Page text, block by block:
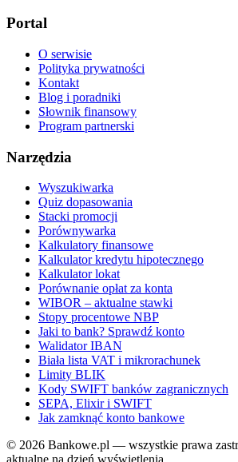
Portal
O serwisie
Polityka prywatności
Kontakt
Blog i poradniki
Słownik finansowy
Program partnerski
Narzędzia
Wyszukiwarka
Quiz dopasowania
Stacki promocji
Porównywarka
Kalkulatory finansowe
Kalkulator kredytu hipotecznego
Kalkulator lokat
Porównanie opłat za konta
WIBOR – aktualne stawki
Stopy procentowe NBP
Jaki to bank? Sprawdź konto
Walidator IBAN
Biała lista VAT i mikrorachunek
Limity BLIK
Kody SWIFT banków zagranicznych
SEPA, Elixir i SWIFT
Jak zamknąć konto bankowe
© 2026 Bankowe.pl — wszystkie prawa